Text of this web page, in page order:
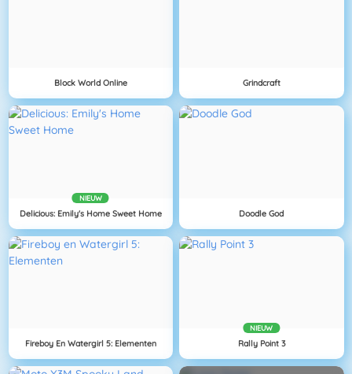
Block World Online Grindcraft
NIEUW
Delicious: Emily's Home Sweet Home Doodle God
Fireboy En Watergirl 5: Elementen
NIEUW
Rally Point 3